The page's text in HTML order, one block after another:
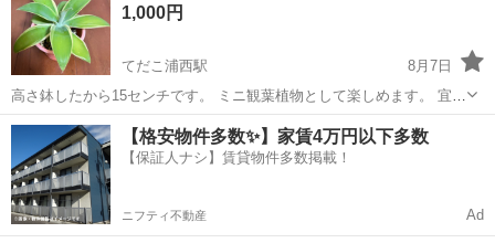
いたら トイストーリーグ...
1,000円
てだこ浦西駅
8月7日
高さ鉢したから15センチです。 ミニ観葉植物として楽しめます。 宜し
くお願いします！ 受け渡し場所は浦西近辺になります。
沖縄 浦添市 てだこ浦西駅 家庭用品
【格安物件多数✨】家賃4万円以下多数
【保証人ナシ】賃貸物件多数掲載！
ニフティ不動産 Ad